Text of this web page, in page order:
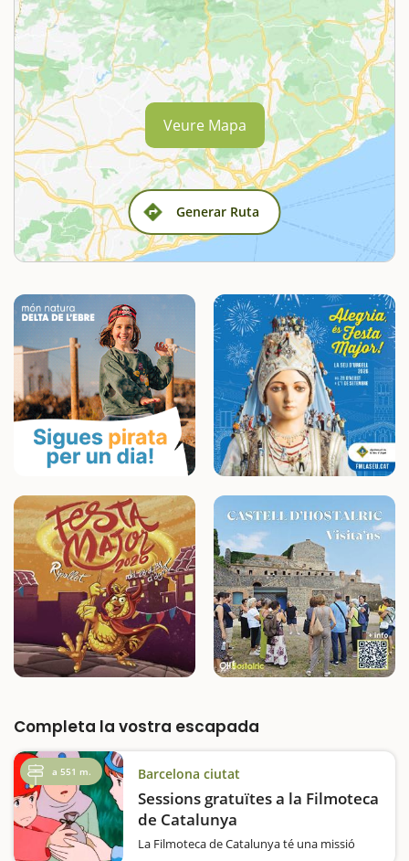
Generar Ruta
Veure Mapa
Completa la vostra escapada
a 551 m. Barcelona ciutat
Sessions gratuïtes a la Filmoteca
de Catalunya
La Filmoteca de Catalunya té una missió